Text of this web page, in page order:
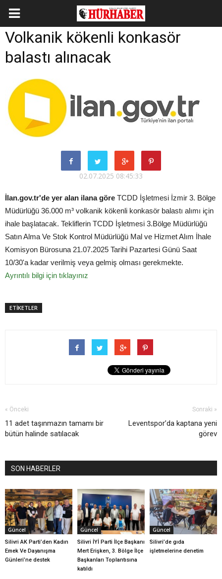
Volkanik kökenli konkasör
balastı alınacak
02.07.2025 08:45:33
İlan.gov.tr'de yer alan ilana göre TCDD İşletmesi İzmir 3. Bölge
Müdürlüğü 36.000 m³ volkanik kökenli konkasör balastı alımı için
ihale başlatacak. Tekliflerin TCDD İşletmesi 3.Bölge Müdürlüğü
Satın Alma Ve Stok Kontrol Müdürlüğü Mal ve Hizmet Alım İhale
Komisyon Bürosuna 21.07.2025 Tarihi Pazartesi Günü Saat
10/30'a kadar verilmiş veya gelmiş olması gerekmekte.
Ayrıntılı bilgi için tıklayınız
ETİKETLER
« Önceki
11 adet taşınmazın tamamı bir
bütün halinde satılacak
Sonraki »
Leventspor’da kaptana yeni
görev
SON HABERLER
Güncel
Silivri AK Parti’den Kadın
Emek Ve Dayanışma
Günleri’ne destek
Güncel
Silivri İYİ Parti İlçe Başkanı
Mert Erişken, 3. Bölge İlçe
Başkanları Toplantısına
katıldı
Güncel
Silivri’de gıda
işletmelerine denetim